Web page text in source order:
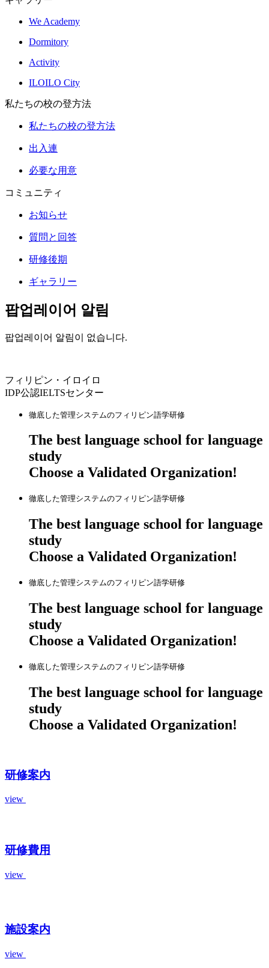
We Academy
Dormitory
Activity
ILOILO City
私たちの校の登方法
私たちの校の登方法
出入連
必要な用意
コミュニティ
お知らせ
質問と回答
研修後期
ギャラリー
팝업레이어 알림
팝업레이어 알림이 없습니다.
フィリピン・イロイロ
IDP公認IELTSセンター
徹底した管理システムのフィリピン語学研修
The best language school for language
study
Choose a Validated Organization!
徹底した管理システムのフィリピン語学研修
The best language school for language
study
Choose a Validated Organization!
徹底した管理システムのフィリピン語学研修
The best language school for language
study
Choose a Validated Organization!
徹底した管理システムのフィリピン語学研修
The best language school for language
study
Choose a Validated Organization!
研修案内
view
研修費用
view
施設案内
view